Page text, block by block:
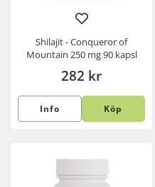
Shilajit - Conqueror of
Mountain 250 mg 90 kapsl
282 kr
Info Köp